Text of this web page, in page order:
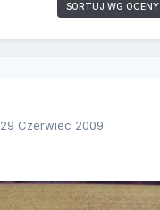
SORTUJ WG OCENY
29 Czerwiec 2009